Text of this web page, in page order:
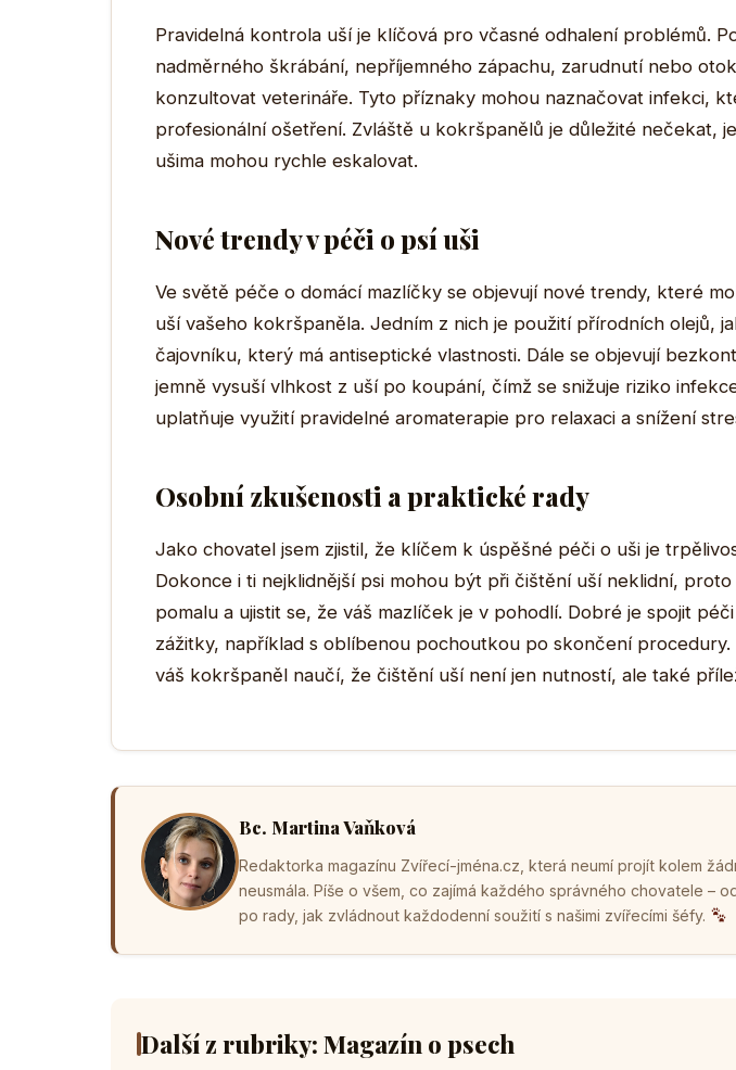
Pravidelná kontrola uší je klíčová pro včasné odhalení problémů.
nadměrného škrábání, nepříjemného zápachu, zarudnutí nebo
konzultovat veterináře. Tyto příznaky mohou naznačovat infekci,
profesionální ošetření. Zvláště u kokršpanělů je důležité nečekat,
ušima mohou rychle eskalovat.
Nové trendy v péči o psí uši
Ve světě péče o domácí mazlíčky se objevují nové trendy, které
uší vašeho kokršpaněla. Jedním z nich je použití přírodních olejů,
čajovníku, který má antiseptické vlastnosti. Dále se objevují
jemně vysuší vlhkost z uší po koupání, čímž se snižuje riziko
uplatňuje využití pravidelné aromaterapie pro relaxaci a snížení
Osobní zkušenosti a praktické rady
Jako chovatel jsem zjistil, že klíčem k úspěšné péči o uši je
Dokonce i ti nejklidnější psi mohou být při čištění uší neklidní,
pomalu a ujistit se, že váš mazlíček je v pohodlí. Dobré je spojit
zážitky, například s oblíbenou pochoutkou po skončení
váš kokršpaněl naučí, že čištění uší není jen nutností, ale také
Bc. Martina Vaňková
Redaktorka magazínu Zvířecí-jména.cz, která neumí projít kolem
neusmála. Píše o všem, co zajímá každého správného chovatele –
po rady, jak zvládnout každodenní soužití s našimi zvířecími šéfy.
Další z rubriky: Magazín o psech